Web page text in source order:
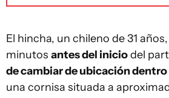
El hincha, un chileno de 31 años,
minutos antes del iniciodel
de cambiar de ubicación dentro
una cornisa situada a